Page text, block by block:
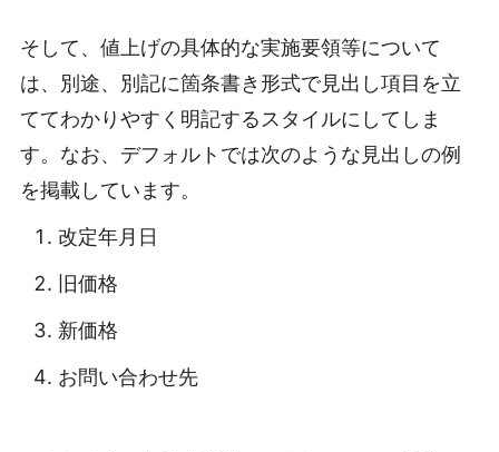
そして、値上げの具体的な実施要領等について
は、別途、別記に箇条書き形式で見出し項目を立
ててわかりやすく明記するスタイルにしてしま
す。なお、デフォルトでは次のような見出しの例
を掲載しています。
改定年月日
旧価格
新価格
お問い合わせ先